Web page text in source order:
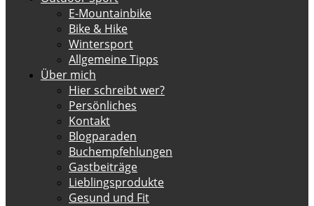
E-Mountainbike
Bike & Hike
Wintersport
Allgemeine Tipps
Über mich
Hier schreibt wer?
Persönliches
Kontakt
Blogparaden
Buchempfehlungen
Gastbeiträge
Lieblingsprodukte
Gesund und Fit